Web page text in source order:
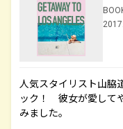
人気スタイリスト山脇
ック！ 彼女が愛して
みました。